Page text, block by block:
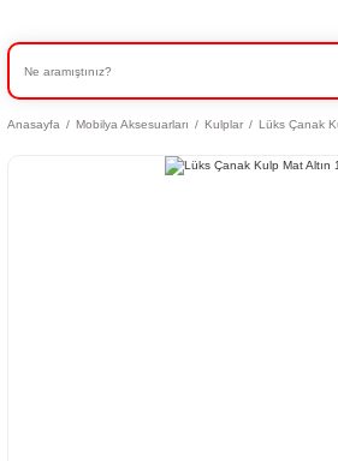
Anasayfa Mobilya Aksesuarları Kulplar Lüks Çanak